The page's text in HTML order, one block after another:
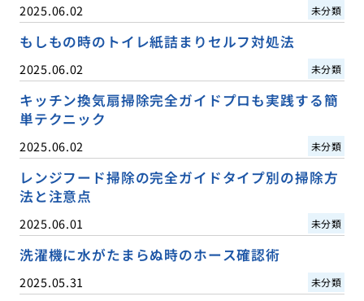
2025.06.02 未分類
もしもの時のトイレ紙詰まりセルフ対処法
2025.06.02 未分類
キッチン換気扇掃除完全ガイドプロも実践する簡
単テクニック
2025.06.02 未分類
レンジフード掃除の完全ガイドタイプ別の掃除方
法と注意点
2025.06.01 未分類
洗濯機に水がたまらぬ時のホース確認術
2025.05.31 未分類